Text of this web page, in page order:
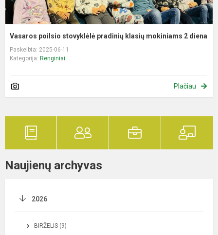
Vasaros poilsio stovyklėlė pradinių klasių mokiniams 2 diena
Paskelbta: 2025-06-11
Kategorija: Renginiai
Plačiau
Naujienų archyvas
2026
BIRŽELIS (9)